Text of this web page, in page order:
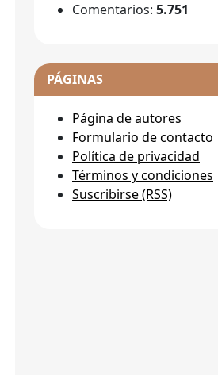
Comentarios: 5.751
PÁGINAS
Página de autores
Formulario de contacto
Política de privacidad
Términos y condiciones
Suscribirse (RSS)